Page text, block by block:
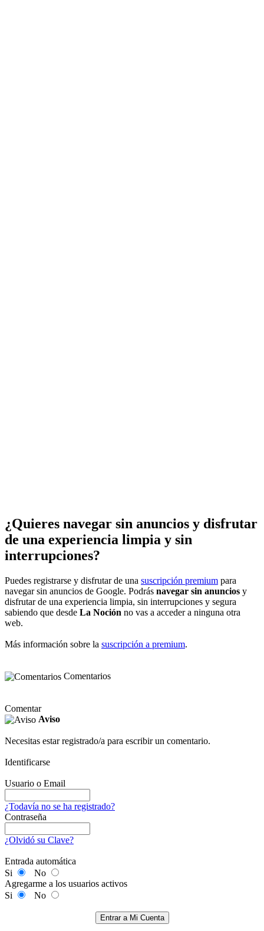
¿Quieres navegar sin anuncios y disfrutar
de una experiencia limpia y sin
interrupciones?
Puedes registrarse y disfrutar de una suscripción premium para
navegar sin anuncios de Google. Podrás navegar sin anuncios y
disfrutar de una experiencia limpia, sin interrupciones y segura
sabiendo que desde La Noción no vas a acceder a ninguna otra
web.
Más información sobre la suscripción a premium.
Comentarios
Comentar
Aviso
Necesitas estar registrado/a para escribir un comentario.
Identificarse
Usuario o Email
¿Todavía no se ha registrado?
Contraseña
¿Olvidó su Clave?
Entrada automática
Si
No
Agregarme a los usuarios activos
Si
No
Entrar a Mi Cuenta